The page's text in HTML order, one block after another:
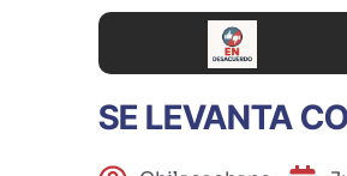
SE LEVANTA